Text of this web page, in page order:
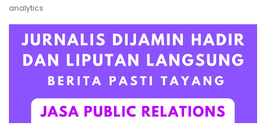
analytics